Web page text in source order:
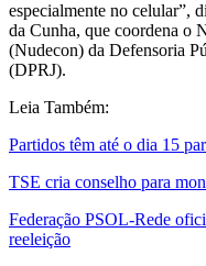
especialmente no celular”,
da Cunha, que coordena o
(Nudecon) da Defensoria
(DPRJ).
Leia Também:
Partidos têm até o dia 15
TSE cria conselho para
Federação PSOL-Rede
reeleição